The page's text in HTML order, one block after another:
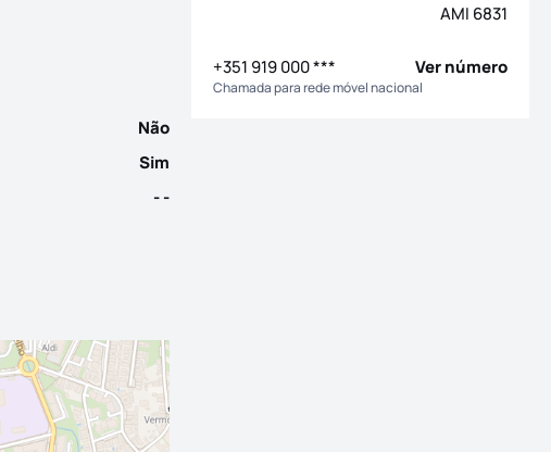
Não
Sim
- -
AMI 6831
+351 919 000 *** Ver número
Chamada para rede móvel nacional